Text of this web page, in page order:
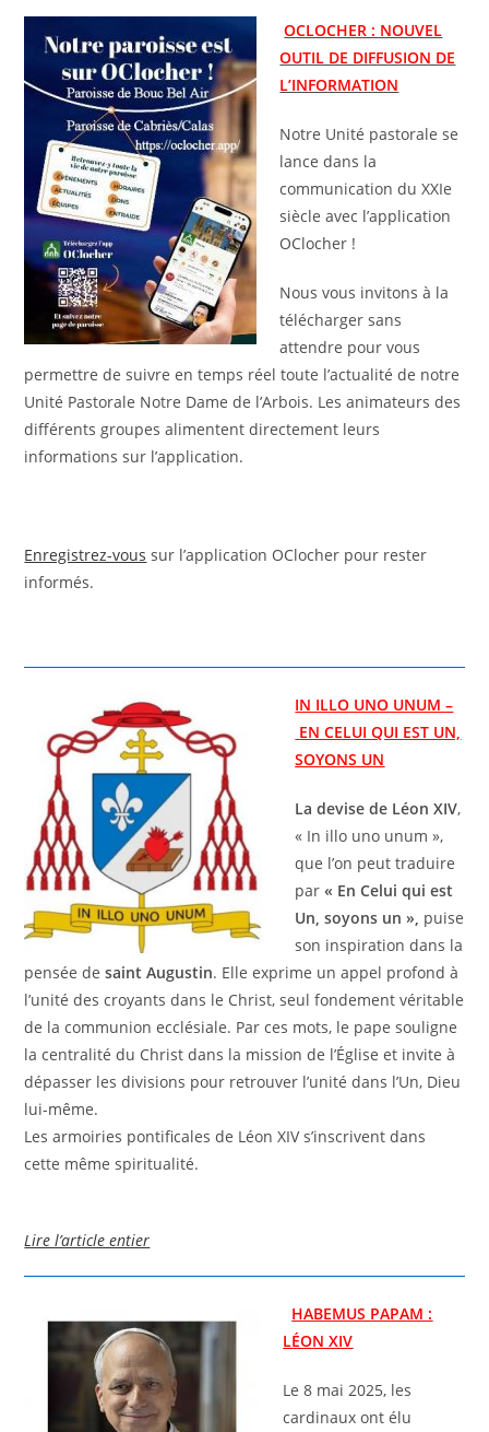
OCLOCHER : NOUVEL
OUTIL DE DIFFUSION DE
L’INFORMATION
Notre Unité pastorale se
lance dans la
communication du XXIe
siècle avec l’application
OClocher !
Nous vous invitons à la
télécharger sans
attendre pour vous
permettre de suivre en temps réel toute l’actualité de notre
Unité Pastorale Notre Dame de l’Arbois. Les animateurs des
différents groupes alimentent directement leurs
informations sur l’application.
Enregistrez-vous sur l’application OClocher pour rester
informés.
IN ILLO UNO UNUM –
EN CELUI QUI EST UN,
SOYONS UN
La devise de Léon XIV,
« In illo uno unum »,
que l’on peut traduire
par« En Celui qui est
Un, soyons un », puise
son inspiration dans la
pensée desaint Augustin. Elle exprime un appel profond à
l’unité des croyants dans le Christ, seul fondement véritable
de la communion ecclésiale. Par ces mots, le pape souligne
la centralité du Christ dans la mission de l’Église et invite à
dépasser les divisions pour retrouver l’unité dans l’Un, Dieu
lui-même.
Les armoiries pontificales de Léon XIV s’inscrivent dans
cette même spiritualité.
Lire l’article entier
HABEMUS PAPAM :
LÉON XIV
Le 8 mai 2025, les
cardinaux ont élu